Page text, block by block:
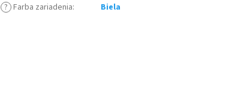
? Farba zariadenia: Biela